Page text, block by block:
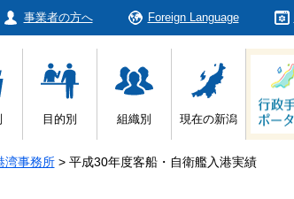
事業者の方へ Foreign Language
目的別 組織別 現在の新潟
事務所 > 平成30年度客船・自衛艦入港実績